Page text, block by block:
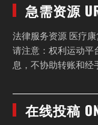
急需资源
法律服务资源 医疗
请注意：权利运动平
息，不协助转账和经
在线投稿